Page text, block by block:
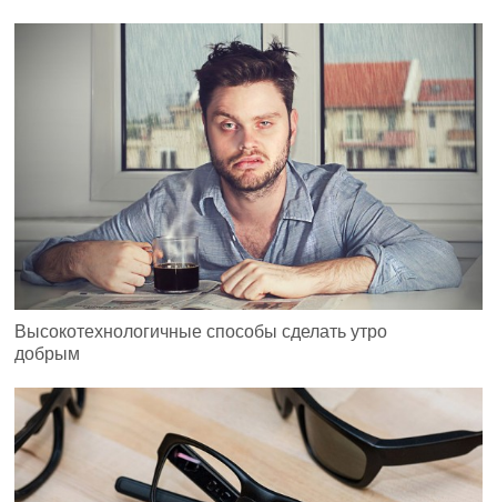
Высокотехнологичные способы сделать утро
добрым